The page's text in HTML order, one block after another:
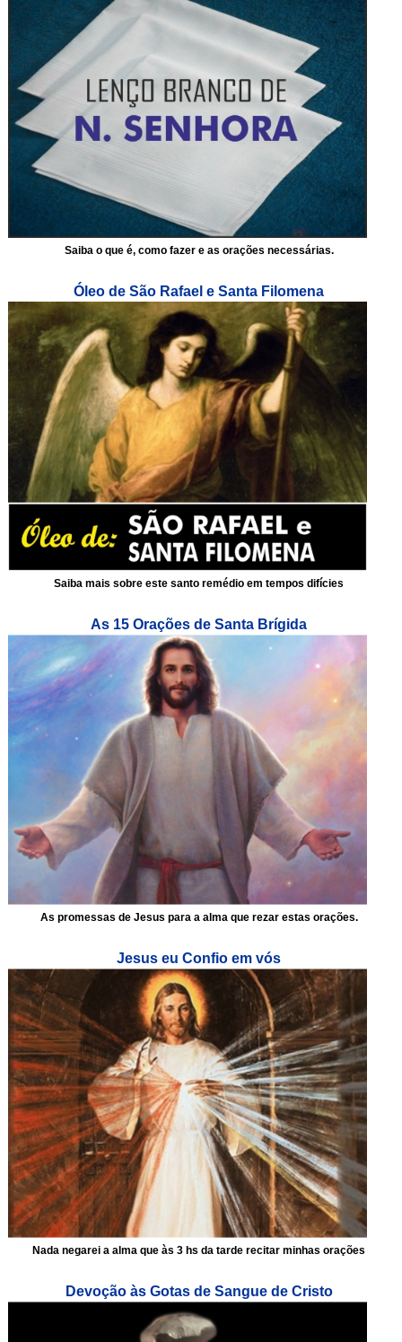
Saiba o que é, como fazer e as orações necessárias.
Óleo de São Rafael e Santa Filomena
Saiba mais sobre este santo remédio em tempos difícies
As 15 Orações de Santa Brígida
As promessas de Jesus para a alma que rezar estas orações.
Jesus eu Confio em vós
Nada negarei a alma que às 3 hs da tarde recitar minhas orações
Devoção às Gotas de Sangue de Cristo